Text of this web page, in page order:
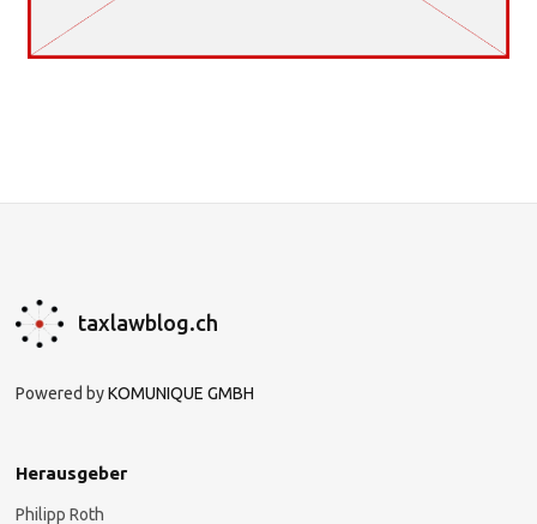
taxlawblog.ch
Powered byKOMUNIQUE GMBH
Herausgeber
Philipp Roth